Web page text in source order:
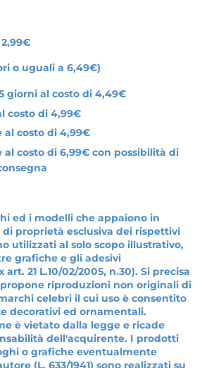
o uguali a 6,49€)
giorni al costo di 4,49€
costo di 4,99€
al costo di 4,99€
al costo di 6,99€ con possibilità di
ed i modelli che appaiono in
proprietà esclusiva dei rispettivi
utilizzati al solo scopo illustrativo,
grafiche e gli adesivi
21 L.10/02/2005, n.30). Si precisa
riproduzioni non originali di
celebri il cui uso è consentito
decorativi ed ornamentali.
è vietato dalla legge e ricade
dell'acquirente. I prodotti
o grafiche eventualmente
(L. 633/1941) sono realizzati su